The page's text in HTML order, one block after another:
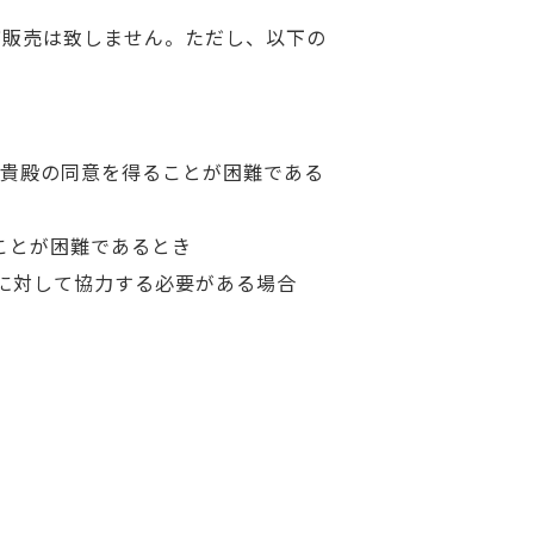
売は致しません。ただし、以下の
殿の同意を得ることが困難である
が困難であるとき
して協力する必要がある場合